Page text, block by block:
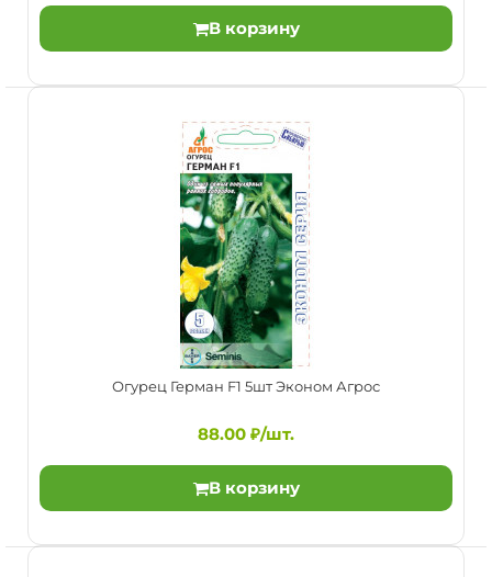
Огурец F1 Богатырская сила - скороспелый
партенокарпический пучковый корнишонный гибрид
женского тип..
26.00 ₽/шт.
В корзину
Огурец Герман F1 5шт Эконом Агрос
88.00 ₽/шт.
В корзину